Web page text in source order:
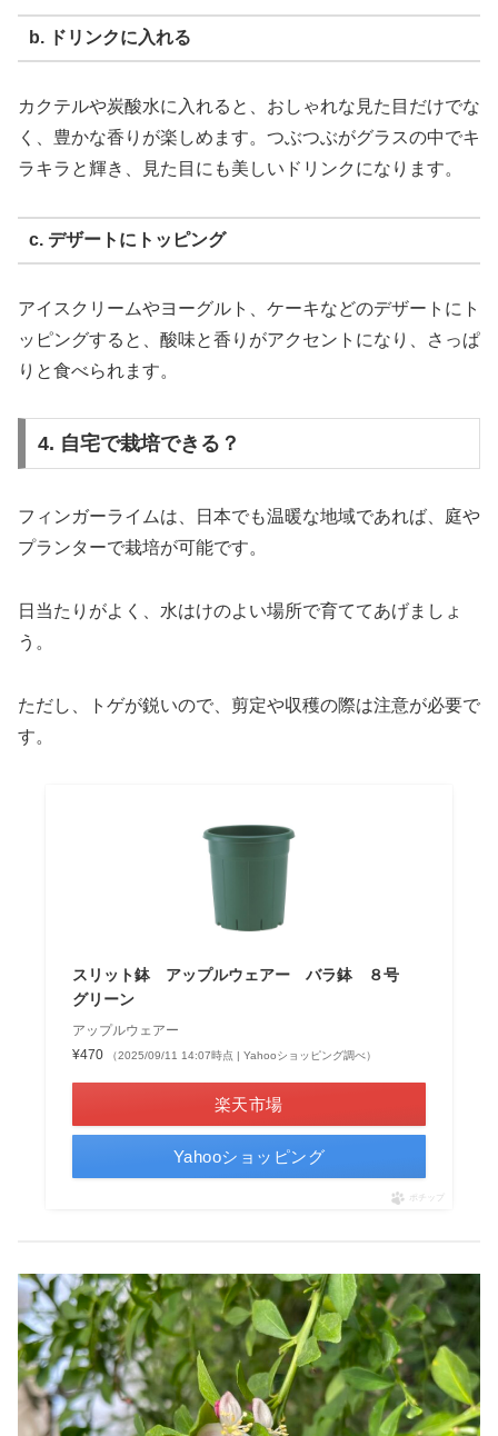
b. ドリンクに入れる
カクテルや炭酸水に入れると、おしゃれな見た目だけでな
く、豊かな香りが楽しめます。つぶつぶがグラスの中でキ
ラキラと輝き、見た目にも美しいドリンクになります。
c. デザートにトッピング
アイスクリームやヨーグルト、ケーキなどのデザートにト
ッピングすると、酸味と香りがアクセントになり、さっぱ
りと食べられます。
4. 自宅で栽培できる？
フィンガーライムは、日本でも温暖な地域であれば、庭や
プランターで栽培が可能です。
日当たりがよく、水はけのよい場所で育ててあげましょ
う。
ただし、トゲが鋭いので、剪定や収穫の際は注意が必要で
す。
スリット鉢 アップルウェアー バラ鉢 ８号
グリーン
アップルウェアー
¥470
（2025/09/11 14:07時点 | Yahooショッピング調べ）
楽天市場
Yahooショッピング
ポチップ